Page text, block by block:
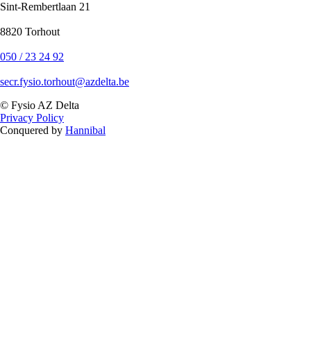
Sint-Rembertlaan 21
8820 Torhout
050 / 23 24 92
secr.fysio.torhout@azdelta.be
© Fysio AZ Delta
Privacy Policy
Conquered by Hannibal